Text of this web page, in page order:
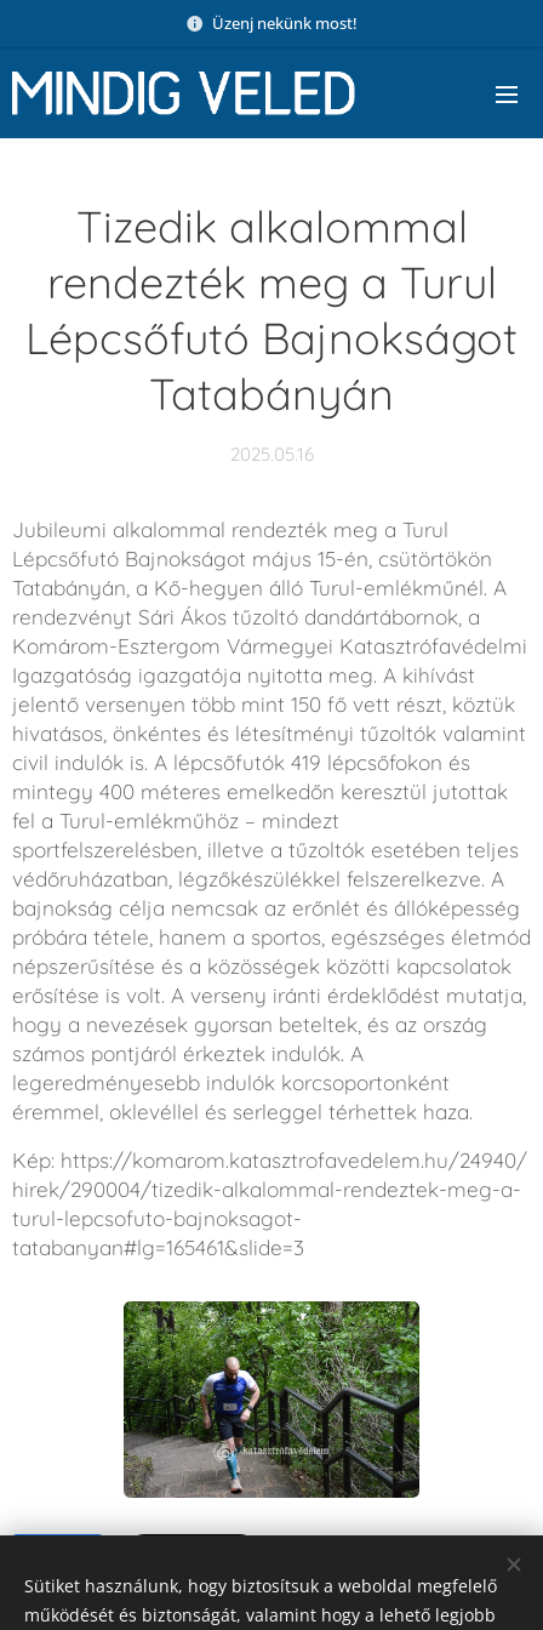
Üzenj nekünk most!
Tizedik alkalommal
rendezték meg a Turul
Lépcsőfutó Bajnokságot
Tatabányán
2025.05.16
Jubileumi alkalommal rendezték meg a Turul
Lépcsőfutó Bajnokságot május 15-én, csütörtökön
Tatabányán, a Kő-hegyen álló Turul-emlékműnél. A
rendezvényt Sári Ákos tűzoltó dandártábornok, a
Komárom-Esztergom Vármegyei Katasztrófavédelmi
Igazgatóság igazgatója nyitotta meg. A kihívást
jelentő versenyen több mint 150 fő vett részt, köztük
hivatásos, önkéntes és létesítményi tűzoltók valamint
civil indulók is. A lépcsőfutók 419 lépcsőfokon és
mintegy 400 méteres emelkedőn keresztül jutottak
fel a Turul-emlékműhöz – mindezt
sportfelszerelésben, illetve a tűzoltók esetében teljes
védőruházatban, légzőkészülékkel felszerelkezve. A
bajnokság célja nemcsak az erőnlét és állóképesség
próbára tétele, hanem a sportos, egészséges életmód
népszerűsítése és a közösségek közötti kapcsolatok
erősítése is volt. A verseny iránti érdeklődést mutatja,
hogy a nevezések gyorsan beteltek, és az ország
számos pontjáról érkeztek indulók. A
legeredményesebb indulók korcsoportonként
éremmel, oklevéllel és serleggel térhettek haza.
Kép: https://komarom.katasztrofavedelem.hu/24940/
hirek/290004/tizedik-alkalommal-rendeztek-meg-a-
turul-lepcsofuto-bajnoksagot-
tatabanyan#lg=165461&slide=3
Sütiket használunk, hogy biztosítsuk a weboldal megfelelő
működését és biztonságát, valamint hogy a lehető legjobb